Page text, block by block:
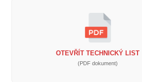
OTEVŘÍT TECHNICKÝ LIST
(PDF dokument)